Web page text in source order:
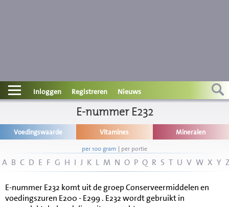
Contact
Disclaimer
Inloggen Registreren Nieuws
E-nummer E232
Voedingswaarde Vitamines Mineralen
per 100 gram | per portie
A B C D E F G H I J K L M N O P Q R S T U V W X Y
E-nummer E232 komt uit de groep Conserveermiddelen en
voedingszuren E200 - E299 . E232 wordt gebruikt in